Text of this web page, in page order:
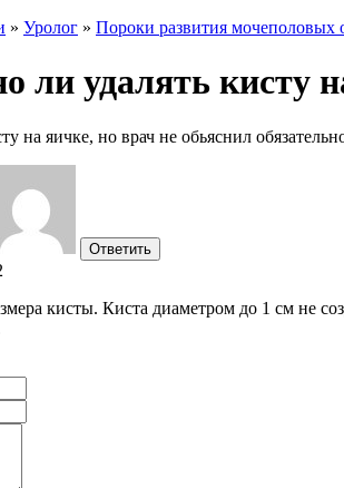
» Уролог » Пороки развития мочеполовых
ли удалять кисту
на яичке, но врач не обьяснил
Ответить
кисты. Киста диаметром до 1 см не